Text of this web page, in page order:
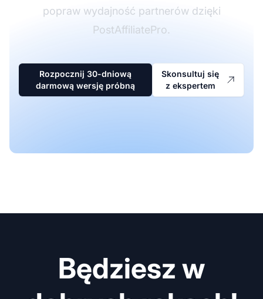
popraw wydajność partnerów dzięki
PostAffiliatePro.
Rozpocznij 30-dniową
darmową wersję próbną
Skonsultuj się
z ekspertem
Będziesz w